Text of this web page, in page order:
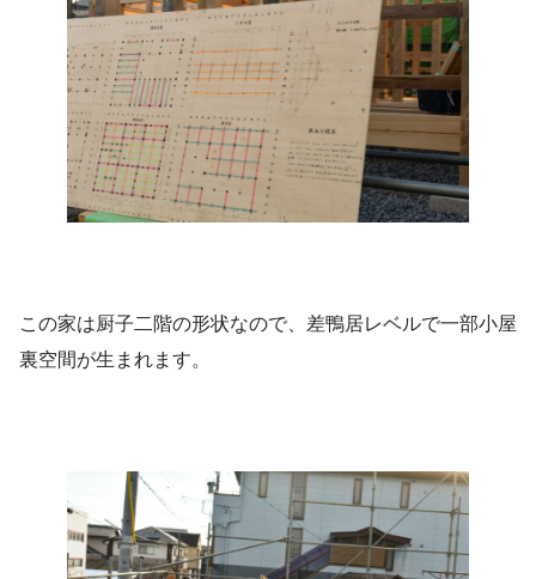
この家は厨子二階の形状なので、差鴨居レベルで一部小屋
裏空間が生まれます。